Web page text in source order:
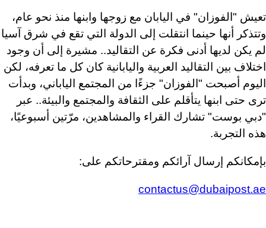
تعيش "الفوزان" في اليابان مع زوجها وابنها منذ نحو عام،
وتتذكر أنها حينما انتقلت إلى الدولة التي تقع في شرق آسيا
لم يكن لديها أدنى فكرة عن التقاليد.. مشيرة إلى أن وجود
اختلاف بين التقاليد العربية واليابانية كان كل ما تعرفه، لكن
اليوم أصبحت "الفوزان" جزءًا من المجتمع الياباني، وبدأت
ترى حتى ابنها يتأقلم على الثقافة والمجتمع والبيئة.. عبر
"دبي بوست" تشارك القراء والمشاهدين، مرّتين أسبوعيًا،
هذه التجربة.
بإمكانكم إرسال آرائكم ومقترحاتكم على:
contactus@dubaipost.ae